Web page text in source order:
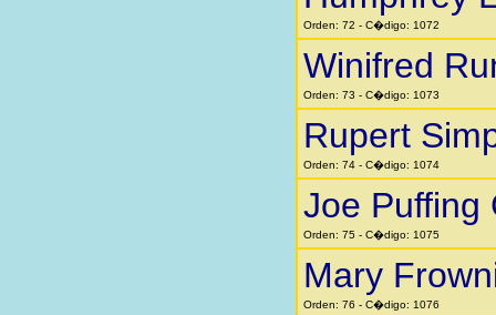
Orden: 72 - C�digo: 1072
Winifred
Orden: 73 - C�digo: 1073
Rupert
Orden: 74 - C�digo: 1074
Joe Puffing
Orden: 75 - C�digo: 1075
Mary
Orden: 76 - C�digo: 1076